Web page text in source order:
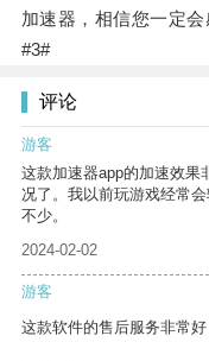
加速器，相信您一定会
#3#
评论
游客
这款加速器app的加速效果
况了。我以前玩游戏经常
不少。
2024-02-02
游客
这款软件的售后服务非常